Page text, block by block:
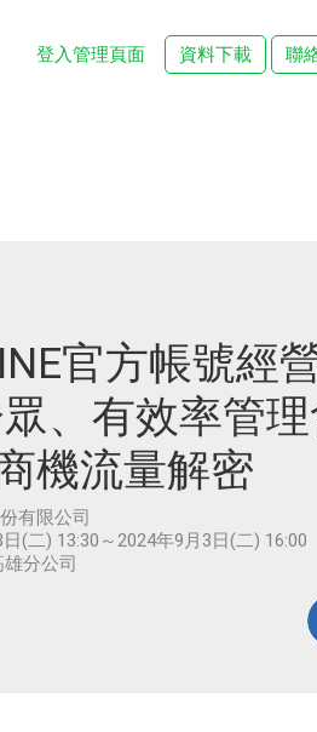
登入管理頁面 資料下載 聯
官方帳號經
、有效率管
機流量解密
有限公司
(二) 13:30～2024年9月3日(二) 16:00
分公司